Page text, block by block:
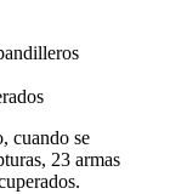
cuando se
23 armas